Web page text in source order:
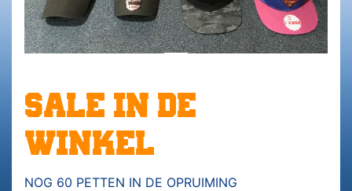
SALE IN DE
WINKEL
NOG 60 PETTEN IN DE OPRUIMING